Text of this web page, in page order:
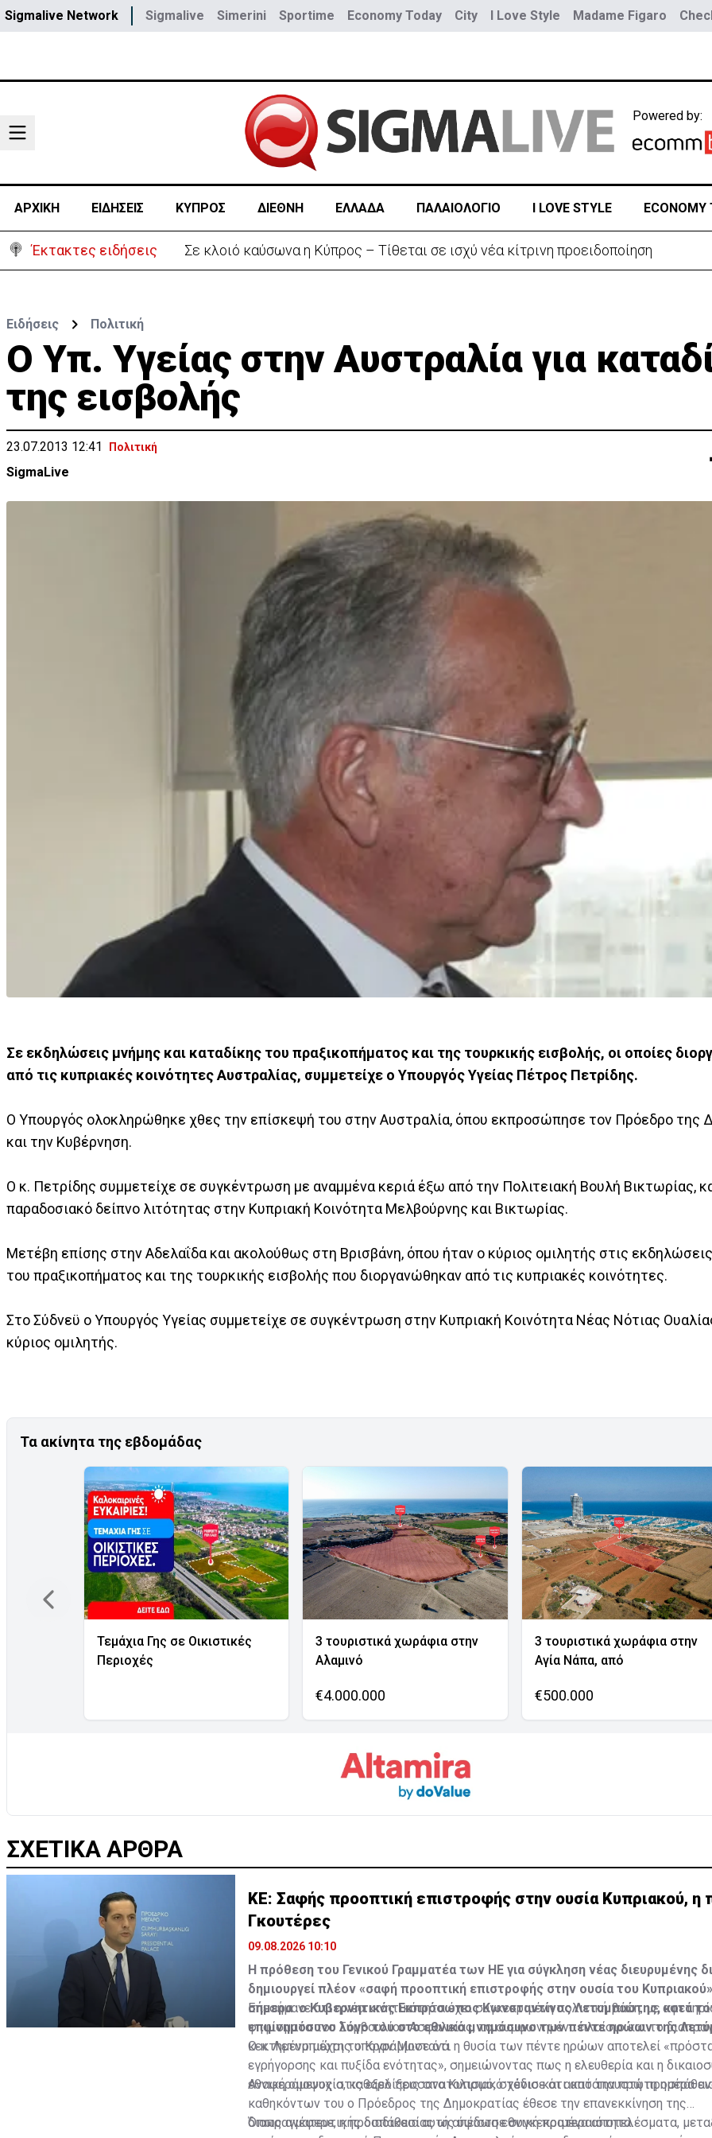
Sigmalive Network Sigmalive Simerini Sportime Economy Today City I Love Style Madame Figaro
Powered by:
ΑΡΧΙΚΗ ΕΙΔΗΣΕΙΣ ΚΥΠΡΟΣ ΔΙΕΘΝΗ ΕΛΛΑΔΑ ΠΑΛΑΙΟΛΟΓΙΟ I LOVE STYLE ECONOMY
Έκτακτες ειδήσεις Σε κλοιό καύσωνα η Κύπρος – Τίθεται σε ισχύ νέα κίτρινη προειδοποίηση
Ειδήσεις Πολιτική
Ο Υπ. Υγείας στην Αυστραλία για
της εισβολής
23.07.2013 12:41 Πολιτική
SigmaLive
Σε εκδηλώσεις μνήμης και καταδίκης του πραξικοπήματος και της τουρκικής εισβολής, οι οποίες
από τις κυπριακές κοινότητες Αυστραλίας, συμμετείχε ο Υπουργός Υγείας Πέτρος Πετρίδης.
Ο Υπουργός ολοκληρώθηκε χθες την επίσκεψή του στην Αυστραλία, όπου εκπροσώπησε τον Πρόεδρο της
και την Κυβέρνηση.
Ο κ. Πετρίδης συμμετείχε σε συγκέντρωση με αναμμένα κεριά έξω από την Πολιτειακή Βουλή Βικτωρίας,
παραδοσιακό δείπνο λιτότητας στην Κυπριακή Κοινότητα Μελβούρνης και Βικτωρίας.
Μετέβη επίσης στην Αδελαΐδα και ακολούθως στη Βρισβάνη, όπου ήταν ο κύριος ομιλητής στις
του πραξικοπήματος και της τουρκικής εισβολής που διοργανώθηκαν από τις κυπριακές κοινότητες.
Στο Σύδνεϋ ο Υπουργός Υγείας συμμετείχε σε συγκέντρωση στην Κυπριακή Κοινότητα Νέας Νότιας
κύριος ομιλητής.
Τα ακίνητα της εβδομάδας
Τεμάχια Γης σε Οικιστικές
Περιοχές
3 τουριστικά χωράφια στην
Αλαμινό
€4.000.000
3 τουριστικά χωράφια στην
Αγία Νάπα, από
€500.000
ΣΧΕΤΙΚΑ ΑΡΘΡΑ
ΚΕ: Σαφής προοπτική επιστροφής στην ουσία Κυπριακού, η
Γκουτέρες
09.08.2026 10:10
Η πρόθεση του Γενικού Γραμματέα των ΗΕ για σύγκληση νέας διευρυμένης
δημιουργεί πλέον «σαφή προοπτική επιστροφής στην ουσία του
σήμερα ο Κυβερνητικός Εκπρόσωπος Κωνσταντίνος Λετυμπιώτης, κατά
επιμνημόσυνο λόγο του στο εθνικό μνημόσυνο των πέντε ηρώων της
Επεσήμανε ότι η νέα κινητικότητα έχει συγκεκριμένη πολιτική βάση, με
ψηφίσματα του Συμβουλίου Ασφαλείας, το συμφωνημένο πλαίσιο και το
κεκτημένο μέχρι το Κραν Μοντανά.
Ο κ. Λετυμπιώτης υπογράμμισε ότι η θυσία των πέντε ηρώων αποτελεί
εγρήγορσης και πυξίδα ενότητας», σημειώνοντας πως η ελευθερία και η
εθνική ομοψυχία, καθαρό προσανατολισμό, σχέδιο και ακατάπαυστη
Αναφερόμενος στις εξελίξεις στο Κυπριακό τόνισε ότι από την πρώτη ημέρα
καθηκόντων του ο Πρόεδρος της Δημοκρατίας έθεσε την επανεκκίνηση της
διαπραγματευτικής διαδικασίας ως ύψιστη εθνική προτεραιότητα.
Όπως ανέφερε, η προσπάθεια αυτή απέδωσε συγκεκριμένα αποτελέσματα,